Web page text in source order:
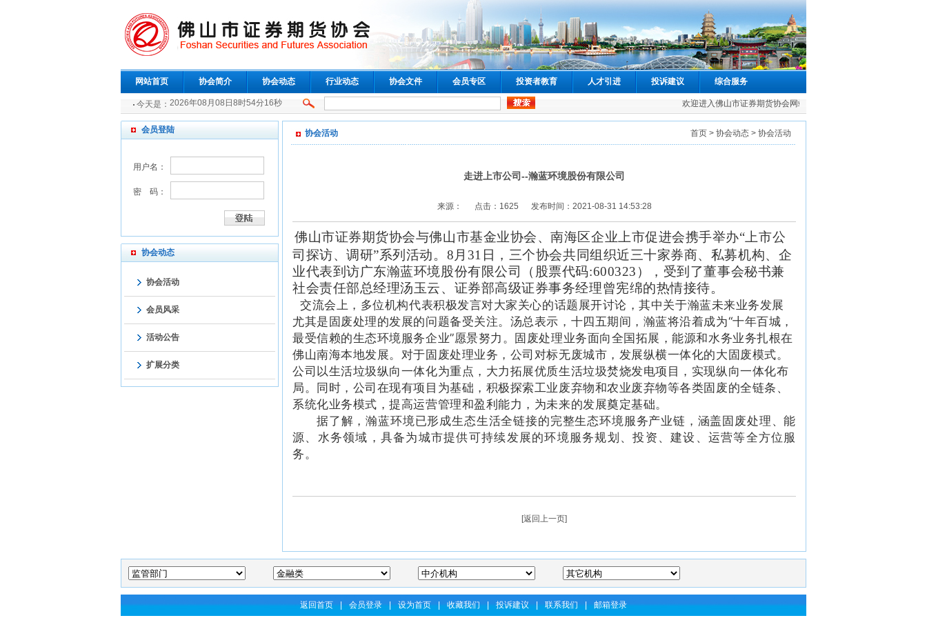
网站首页 协会简介 协会动态 行业动态 协会文件 会员专区 投资者教育 人才引进 投诉建议 综合服务
今天是： 2026年08月08日8时54分17秒 欢迎进入佛山市证券期货协会网站
会员登陆
用户名：
密 码：
协会动态
协会活动
会员风采
活动公告
扩展分类
协会活动 首页> 协会动态> 协会活动
走进上市公司--瀚蓝环境股份有限公司
来源： 点击：1625 发布时间：2021-08-31 14:53:28
佛山市证券期货协会与佛山市基金业协会、南海区企业上市促进会携手举办“上市公
司探访、调研”系列活动。8月31日，三个协会共同组织近三十家券商、 私募机构、企
业代表到访广东瀚蓝环境股份有限公司（股票代码:600323），受到了董事会秘书兼
社会责任部总经理汤玉云、证券部高级证券事务经理曾宪绵的热情接待。
交流会上，多位机构代表积极发言对大家关心的话题展开讨论，其中关于瀚蓝未来业务发展
尤其是固废处理的发展的问题备受关注。汤总表示，十四五期间，瀚蓝将沿着成为“十年百城，
最受信赖的生态环境服务企业”愿景努力。固废处理业务面向全国拓展，能源和水务业务扎根在
佛山南海本地发展。对于固废处理业务，公司对标无废城市，发展纵横一体化的大固废模式。
公司以生活垃圾纵向一体化为重点，大力拓展优质生活垃圾焚烧发电项目，实现纵向一体化布
局。同时，公司在现有项目为基础，积极探索工业废弃物和农业废弃物等各类固废的全链条、
系统化业务模式，提高运营管理和盈利能力，为未来的发展奠定基础。
据了解，瀚蓝环境已形成生态生活全链接的完整生态环境服务产业链，涵盖固废处理、能
源、水务领域，具备为城市提供可持续发展的环境服务规划、投资、建设、运营等全方位服
务。
[返回上一页]
返回首页 | 会员登录 | 设为首页 | 收藏我们 | 投诉建议 | 联系我们 | 邮箱登录